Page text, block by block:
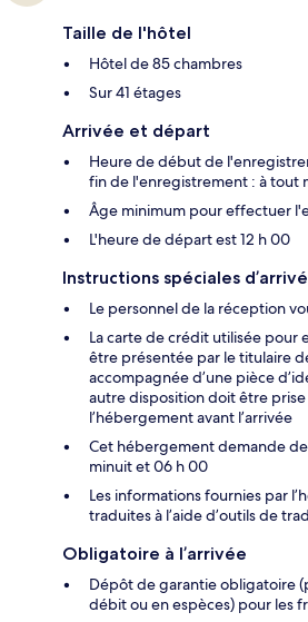
Taille de l'hôtel
Hôtel de 85 chambres
Sur 41 étages
Arrivée et départ
Heure de début de
fin de l'enregistrement : à tout
Âge minimum pour effectuer
L'heure de départ est 12 h 00
Instructions spéciales
Le personnel de la réception
La carte de crédit utilisée pour
être présentée par le titulaire
accompagnée d’une pièce
autre disposition doit être
l’hébergement avant l’arrivée
Cet hébergement demande
minuit et 06 h 00
Les informations fournies par
traduites à l’aide d’outils de
Obligatoire à l’arrivée
Dépôt de garantie obligatoire
débit ou en espèces) pour les